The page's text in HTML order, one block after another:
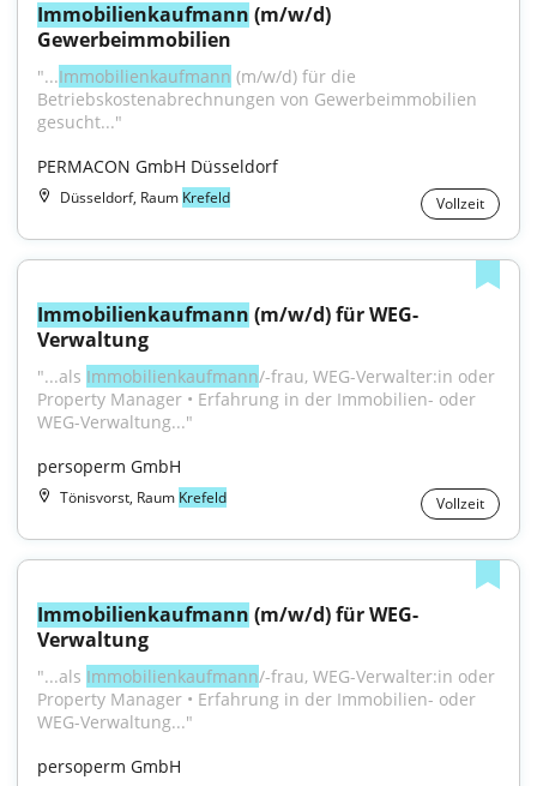
Immobilienkaufmann (m/w/d)
Gewerbeimmobilien
"...Immobilienkaufmann (m/w/d) für die
Betriebskostenabrechnungen von Gewerbeimmobilien
gesucht..."
PERMACON GmbH Düsseldorf
Düsseldorf, Raum Krefeld Vollzeit
Immobilienkaufmann (m/w/d) für WEG-
Verwaltung
"...als Immobilienkaufmann/-frau, WEG-Verwalter:in oder
Property Manager • Erfahrung in der Immobilien- oder
WEG-Verwaltung..."
persoperm GmbH
Tönisvorst, Raum Krefeld Vollzeit
Immobilienkaufmann (m/w/d) für WEG-
Verwaltung
"...als Immobilienkaufmann/-frau, WEG-Verwalter:in oder
Property Manager • Erfahrung in der Immobilien- oder
WEG-Verwaltung..."
persoperm GmbH